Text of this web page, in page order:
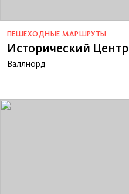
ПЕШЕХОДНЫЕ МАРШРУТЫ
Исторический Центр
Валлнорд